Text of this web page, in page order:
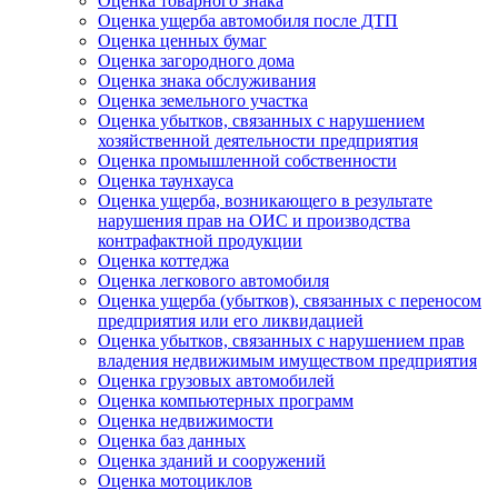
Оценка ущерба автомобиля после ДТП
Оценка ценных бумаг
Оценка загородного дома
Оценка знака обслуживания
Оценка земельного участка
Оценка убытков, связанных с нарушением
хозяйственной деятельности предприятия
Оценка промышленной собственности
Оценка таунхауса
Оценка ущерба, возникающего в результате
нарушения прав на ОИС и производства
контрафактной продукции
Оценка коттеджа
Оценка легкового автомобиля
Оценка ущерба (убытков), связанных с переносом
предприятия или его ликвидацией
Оценка убытков, связанных с нарушением прав
владения недвижимым имуществом предприятия
Оценка грузовых автомобилей
Оценка компьютерных программ
Оценка недвижимости
Оценка баз данных
Оценка зданий и сооружений
Оценка мотоциклов